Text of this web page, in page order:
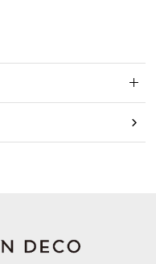
フターサービスま
に努めています。